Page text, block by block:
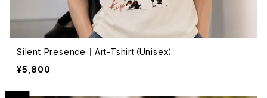
Silent Presence｜Art-Tshirt（Unisex）
¥5,800